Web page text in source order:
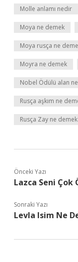
Molle anlamı nedir
Moya ne demek
Moya rusça ne
Moyra ne demek
Nobel Ödülü alan
Rusça aşkım ne
Rusça Zay ne demek
Önceki Yazı
Lazca Seni
Sonraki Yazı
Levla Isim Ne